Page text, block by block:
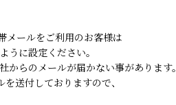
ールをご利用のお客様は
うに設定ください。
らのメールが届かない事があります。
送付しておりますので、